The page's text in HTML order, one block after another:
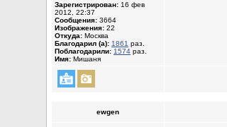
Зарегистрирован: 16 фев
2012, 22:37
Сообщения: 3664
Изображения: 22
Откуда: Москва
Благодарил (а): 1861 раз.
Поблагодарили: 1574 раз.
Имя: Мишаня
ewgen